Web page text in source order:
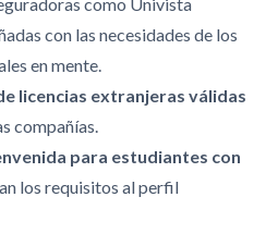
con las necesidades de los
en mente.
licencias extranjeras válidas
compañías.
para estudiantes con
los requisitos al perfil